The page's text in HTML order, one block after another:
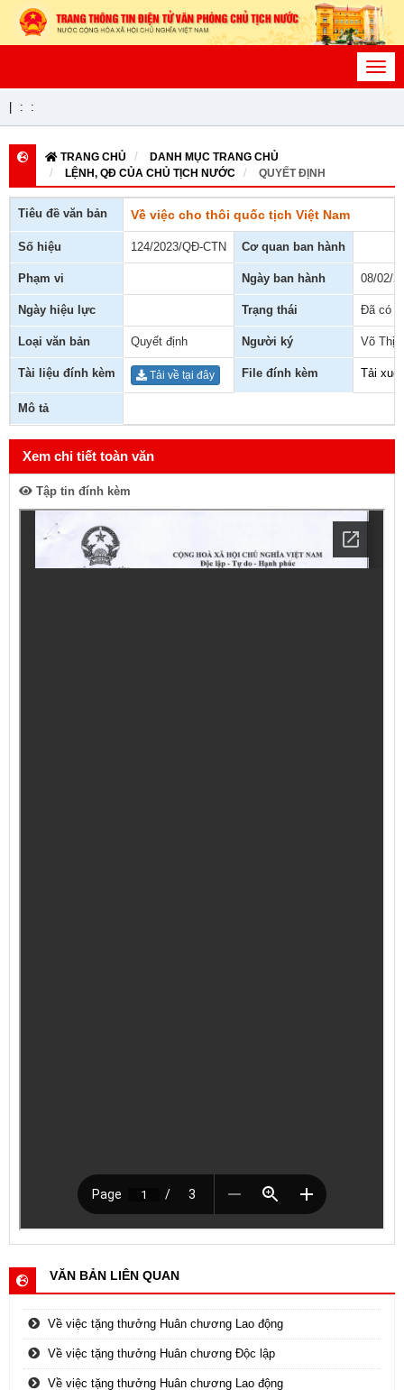
: :
TRANG CHỦ
DANH MỤC TRANG CHỦ
LỆNH, QĐ CỦA CHỦ TỊCH NƯỚC
QUYẾT ĐỊNH
Tiêu đề văn bản Về việc cho thôi quốc tịch Việt Nam
Số hiệu 124/2023/QĐ-CTN Cơ quan ban hành
Phạm vi Ngày ban hành 08/02/
Ngày hiệu lực Trạng thái Đã có
Loại văn bản Quyết định Người ký Võ Thị
Tài liệu đính kèm Tải về tại đây File đính kèm Tải
Mô tả
Xem chi tiết toàn văn
Tập tin đính kèm
VĂN BẢN LIÊN QUAN
Về việc tặng thưởng Huân chương Lao động
Về việc tặng thưởng Huân chương Độc lập
Về việc tặng thưởng Huân chương Lao động